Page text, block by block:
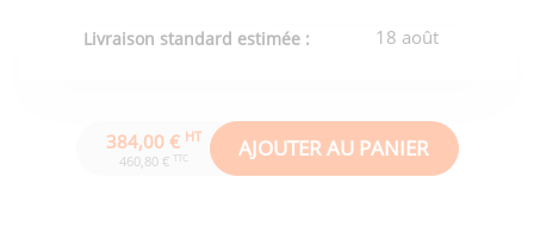
Livraison standard estimée : 18 août
384,00 € HT
460,80 € TTC AJOUTER AU PANIER